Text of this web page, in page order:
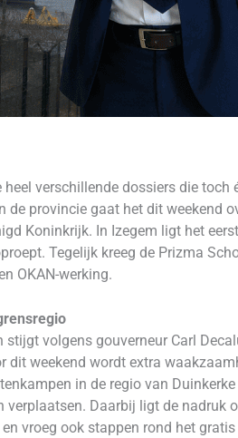
verschillende dossiers die
de provincie gaat het dit weekend
Koninkrijk. In Izegem ligt het
Tegelijk kreeg de Prizma
OKAN-werking.
volgens gouverneur Carl
dit weekend wordt extra
in de regio van
Daarbij ligt de nadruk
vroeg ook stappen rond het